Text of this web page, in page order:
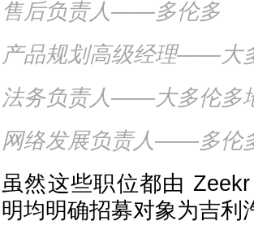
售后负责人——多伦多
产品规划高级经理——大
法务负责人——大多伦多
网络发展负责人——多伦
虽然这些职位都由
明均明确招募对象为吉利